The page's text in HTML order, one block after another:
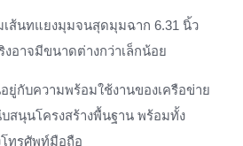
ส้นทแยงมุมจนสุดมุมฉาก 6.31 นิ้ว
อาจมีขนาดต่างกว่าเล็กน้อย
ยู่กับความพร้อมใช้งานของเครือข่าย
สนุนโครงสร้างพื้นฐาน พร้อมทั้ง
ทรศัพท์มือถือ